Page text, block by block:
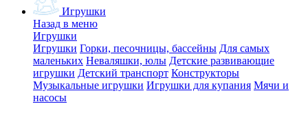
Игрушки
Назад в меню
Игрушки
Игрушки Горки, песочницы, бассейны Для самых
маленьких Неваляшки, юлы Детские развивающие
игрушки Детский транспорт Конструкторы
Музыкальные игрушки Игрушки для купания Мячи и
насосы